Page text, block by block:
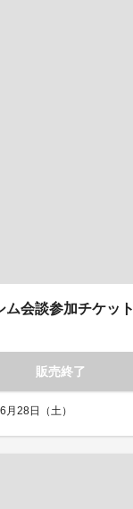
ム会談参加チケット
販売終了
28日（土）